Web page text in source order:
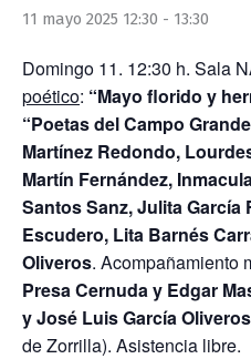
11 mayo 2025 12:30 - 13:30
Domingo 11. 12:30 h. Sala
poético: “Mayo florido y
“Poetas del Campo
Martínez Redondo,
Martín Fernández,
Santos Sanz, Julita García
Escudero, Lita Barnés
Oliveros. Acompañamiento
Presa Cernuda y Edgar
y José Luis García Oliveros
de Zorrilla). Asistencia libre.